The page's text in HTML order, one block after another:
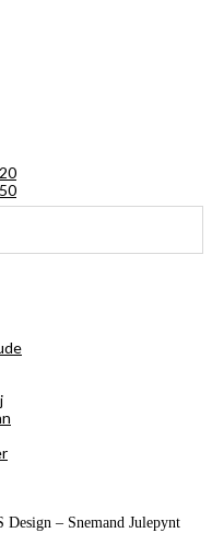
Design – Snemand Julepynt